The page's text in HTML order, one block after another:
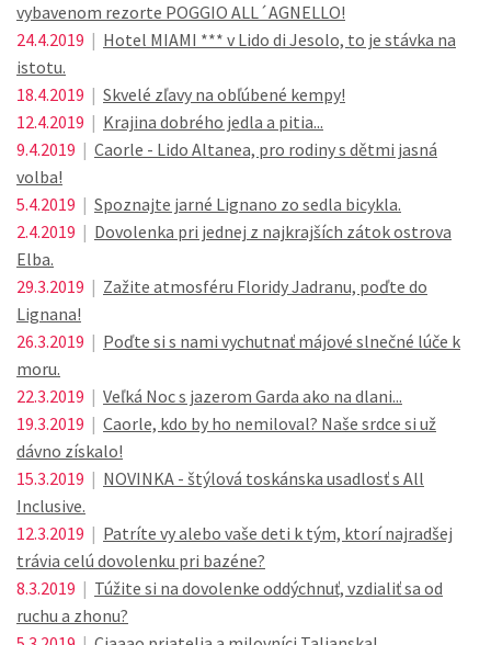
vybavenom rezorte POGGIO ALL´AGNELLO!
24.4.2019 | Hotel MIAMI *** v Lido di Jesolo, to je stávka na
istotu.
18.4.2019 | Skvelé zľavy na obľúbené kempy!
12.4.2019 | Krajina dobrého jedla a pitia...
9.4.2019 | Caorle - Lido Altanea, pro rodiny s dětmi jasná
volba!
5.4.2019 | Spoznajte jarné Lignano zo sedla bicykla.
2.4.2019 | Dovolenka pri jednej z najkrajších zátok ostrova
Elba.
29.3.2019 | Zažite atmosféru Floridy Jadranu, poďte do
Lignana!
26.3.2019 | Poďte si s nami vychutnať májové slnečné lúče k
moru.
22.3.2019 | Veľká Noc s jazerom Garda ako na dlani...
19.3.2019 | Caorle, kdo by ho nemiloval? Naše srdce si už
dávno získalo!
15.3.2019 | NOVINKA - štýlová toskánska usadlosť s All
Inclusive.
12.3.2019 | Patríte vy alebo vaše deti k tým, ktorí najradšej
trávia celú dovolenku pri bazéne?
8.3.2019 | Túžite si na dovolenke oddýchnuť, vzdialiť sa od
ruchu a zhonu?